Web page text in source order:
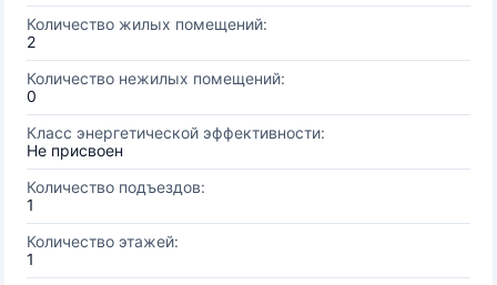
Количество жилых помещений:
2
Количество нежилых помещений:
0
Класс энергетической эффективности:
Не присвоен
Количество подъездов:
1
Количество этажей:
1